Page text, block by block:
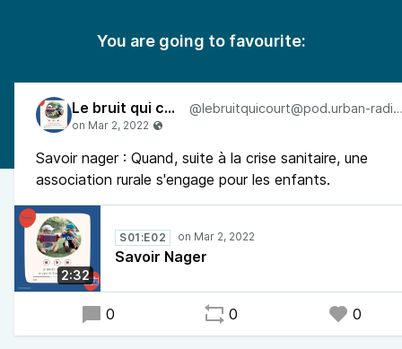
You are going to favourite:
Le bruit qui court
Savoir nager : Quand, suite à la crise sanitaire, une
association rurale s'engage pour les enfants.
2:32
S01:E02
Savoir Nager
0 0 0